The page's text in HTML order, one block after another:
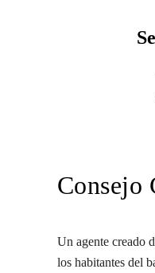
Consejo
Un agente creado
los habitantes del